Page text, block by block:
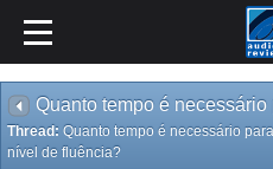
Thread: Quanto tempo é necessário
nível de fluência?